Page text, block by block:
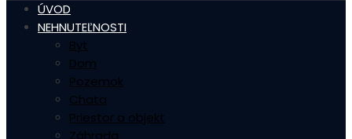
ÚVOD
NEHNUTEĽNOSTI
Byt
Dom
Pozemok
Chata
Priestor a objekt
Záhrada